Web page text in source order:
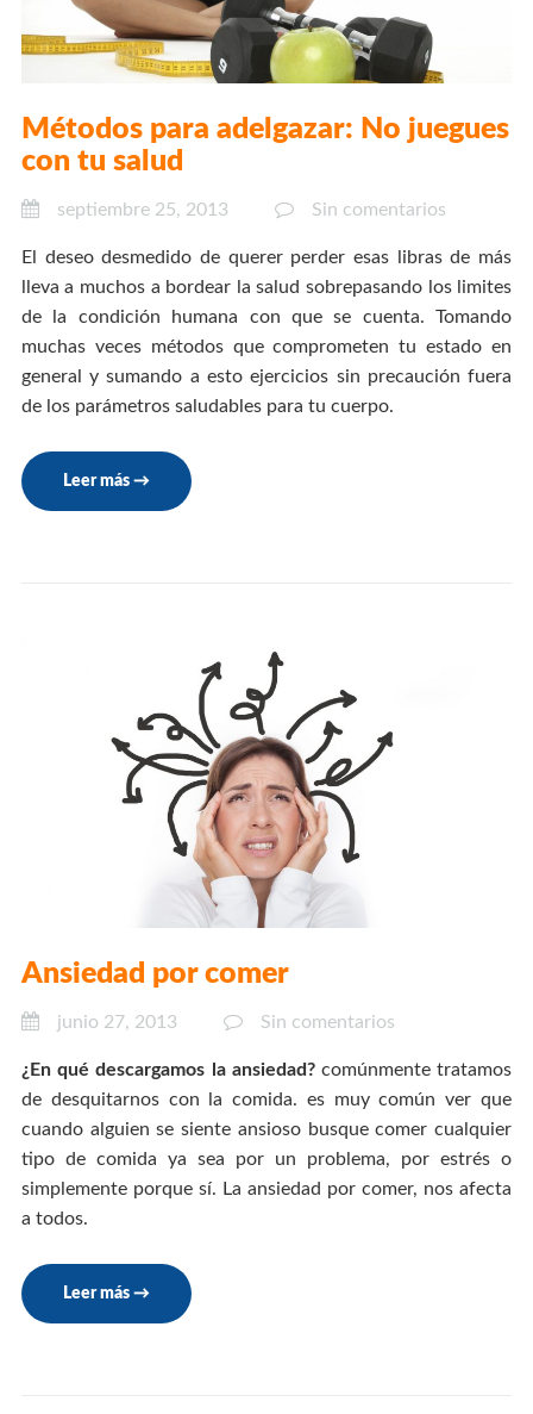
Métodos para adelgazar: No juegues
con tu salud
septiembre 25, 2013 Sin comentarios
El deseo desmedido de querer perder esas libras de más
lleva a muchos a bordear la salud sobrepasando los limites
de la condición humana con que se cuenta. Tomando
muchas veces métodos que comprometen tu estado en
general y sumando a esto ejercicios sin precaución fuera
de los parámetros saludables para tu cuerpo.
Leer más →
Ansiedad por comer
junio 27, 2013 Sin comentarios
¿En qué descargamos la ansiedad?comúnmente tratamos
de desquitarnos con la comida. es muy común ver que
cuando alguien se siente ansioso busque comer cualquier
tipo de comida ya sea por un problema, por estrés o
simplemente porque sí. La ansiedad por comer, nos afecta
a todos.
Leer más →